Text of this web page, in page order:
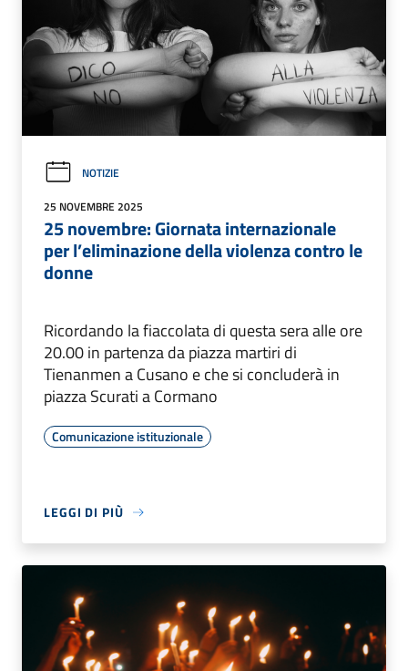
NOTIZIE
25 NOVEMBRE 2025
25 novembre: Giornata internazionale
per l’eliminazione della violenza contro le
donne
Ricordando la fiaccolata di questa sera alle ore
20.00 in partenza da piazza martiri di
Tienanmen a Cusano e che si concluderà in
piazza Scurati a Cormano
Comunicazione istituzionale
LEGGI DI PIÙ